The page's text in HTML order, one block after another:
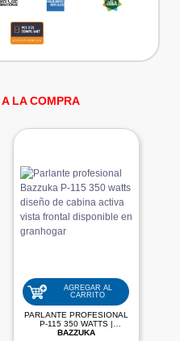
A LA COMPRA
AGREGAR AL
CARRITO
PARLANTE PROFESIONAL
P-115 350 WATTS |
BAZZUKA